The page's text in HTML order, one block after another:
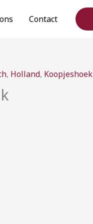
Contact
, Holland, Koopjeshoek